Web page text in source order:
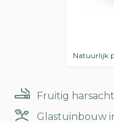
Natuurlijk
Fruitig
Glastuinbouw